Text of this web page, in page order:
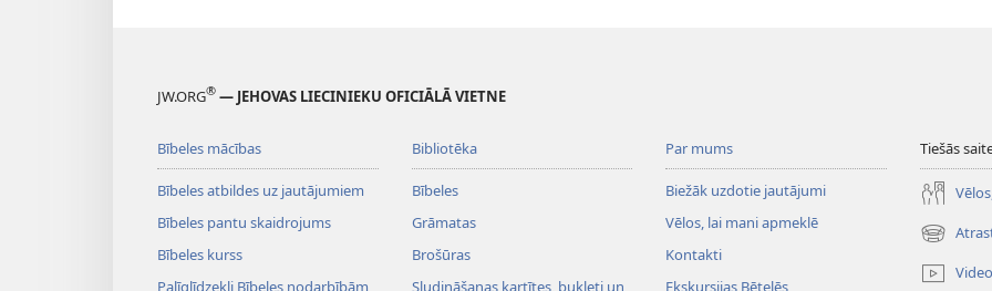
JW.ORG® — JEHOVAS LIECINIEKU OFICIĀLĀ VIETNE
Bībeles mācības
Bībeles atbildes uz jautājumiem
Bībeles pantu skaidrojums
Bībeles kurss
Palīglīdzekļi Bībeles nodarbībām
Bibliotēka
Bībeles
Grāmatas
Brošūras
Sludināšanas kartītes, bukleti un
Par mums
Biežāk uzdotie jautājumi
Vēlos, lai mani apmeklē
Kontakti
Ekskursijas Bētelēs
Tiešās
(opens
new
window)
Video